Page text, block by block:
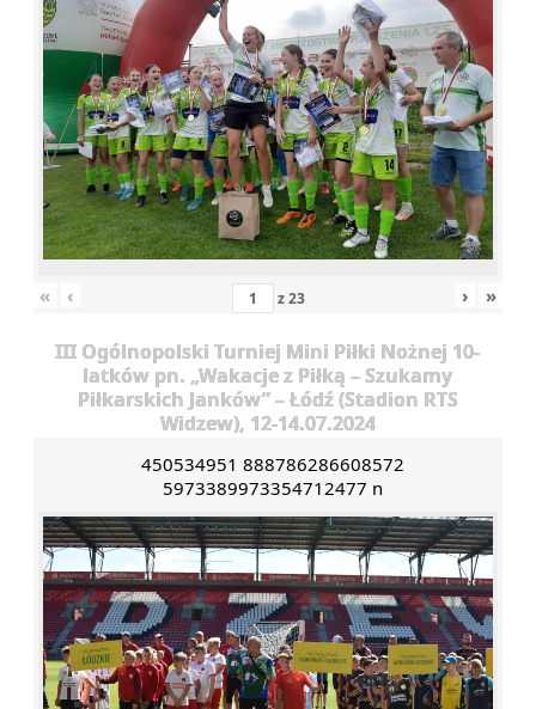
« ‹ z23 › »
III Ogólnopolski Turniej Mini Piłki Nożnej 10-
latków pn. „Wakacje z Piłką – Szukamy
Piłkarskich Janków” – Łódź (Stadion RTS
Widzew), 12-14.07.2024
450534951 888786286608572
5973389973354712477 n